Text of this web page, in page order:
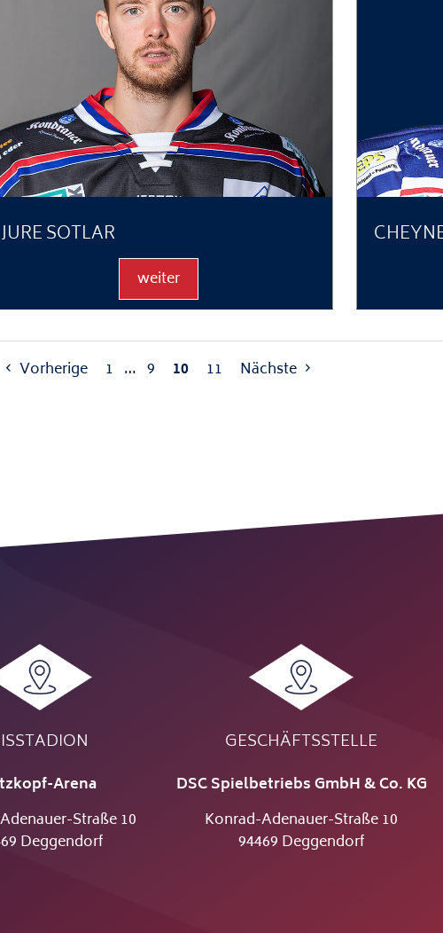
JURE SOTLAR
weiter
Vorherige 1 … 9 10 11 Nächste
Arena
Straße 10
Deggendorf
GESCHÄFTSSTELLE
DSC Spielbetriebs GmbH & Co. KG
Konrad-Adenauer-Straße 10
94469 Deggendorf